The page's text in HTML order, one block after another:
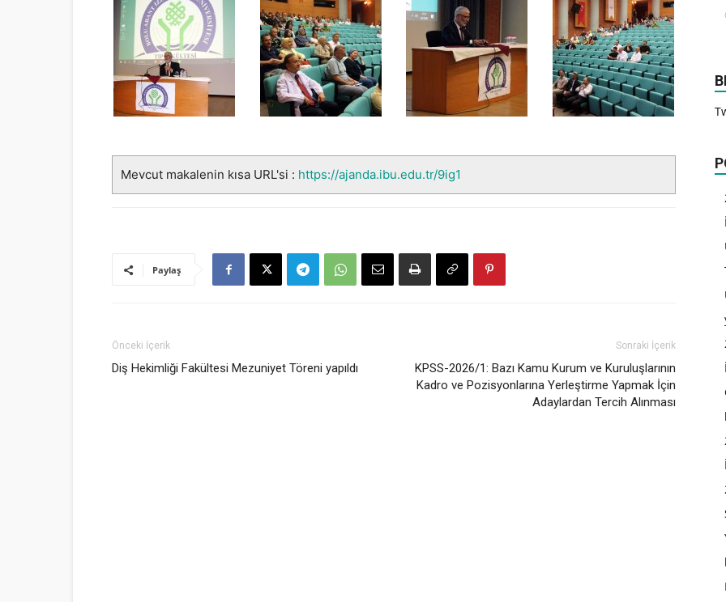
Mevcut makalenin kısa URL'si : https://ajanda.ibu.edu.tr/9ig1
Paylaş
Önceki İçerik
Diş Hekimliği Fakültesi Mezuniyet Töreni yapıldı
Sonraki İçerik
KPSS-2026/1: Bazı Kamu Kurum ve Kuruluşlarının
Kadro ve Pozisyonlarına Yerleştirme Yapmak İçin
Adaylardan Tercih Alınması